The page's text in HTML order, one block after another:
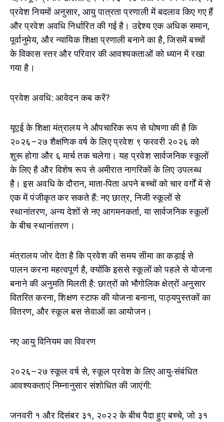
प्रवेश नियमों अनुसार, आयु पात्रता प्रणाली में बदलाव किए गए हैं
और प्रवेश अवधि निर्धारित की गई है। उद्देश्य एक अधिक समान,
पूर्वानुमेय, और न्यायिक शिक्षा प्रणाली बनाने का है, जिसमें बच्चों
के विकास स्तर और परिवार की आवश्यकताओं को ध्यान में रखा
गया है।
प्रवेश अवधि: आवेदन कब करें?
यूएई के शिक्षा मंत्रालय ने औपचारिक रूप से घोषणा की है कि
२०२६–२७ शैक्षणिक वर्ष के लिए प्रवेश ९ फरवरी २०२६ को
शुरू होगा और ६ मार्च तक चलेगा। यह प्रवेश सार्वजनिक स्कूलों
के लिए है और विशेष रूप से अमीरात नागरिकों के लिए उपलब्ध
है। इस अवधि के दौरान, माता-पिता अपने बच्चों को चार वर्गों में से
एक में पंजीकृत कर सकते हैं: नए छात्र, निजी स्कूलों से
स्थानांतरण, अन्य देशों से नए आगमनकर्ता, या सार्वजनिक स्कूलों
के बीच स्थानांतरण।
मंत्रालय जोर देता है कि प्रवेश की समय सीमा का कड़ाई से
पालन करना महत्वपूर्ण है, क्योंकि इससे स्कूलों को पहले से योजना
बनाने की अनुमति मिलती है: छात्रों को भौगोलिक क्षेत्रों अनुसार
वितरित करना, शिक्षण स्टाफ की योजना बनाना, पाठ्यपुस्तकों का
वितरण, और स्कूल बस सेवाओं का आयोजन।
नए आयु विनियम का विवरण
२०२६–२७ स्कूल वर्ष से, स्कूल प्रवेश के लिए आयु-संबंधित
आवश्यकताएं निम्नानुसार संशोधित की जाएंगी:
जनवरी १ और दिसंबर ३१, २०२२ के बीच पैदा हुए बच्चे, जो ३१